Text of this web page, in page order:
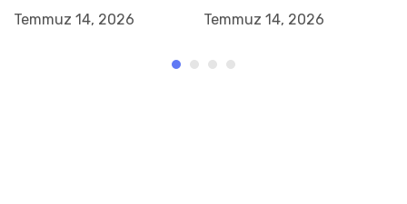
Temmuz 14, 2026
Temmuz 14, 2026